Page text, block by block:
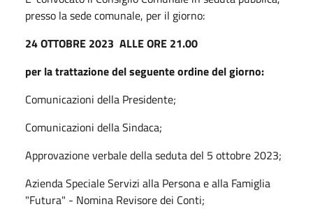
presso la sede comunale, per il giorno:
24 OTTOBRE 2023 ALLE ORE 21.00
per la trattazione del seguente ordine del giorno:
Comunicazioni della Presidente;
Comunicazioni della Sindaca;
Approvazione verbale della seduta del 5 ottobre 2023;
Azienda Speciale Servizi alla Persona e alla Famiglia
"Futura" - Nomina Revisore dei Conti;